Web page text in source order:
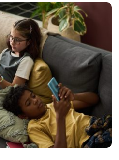
Reducen
La
Ansiedad
Durante
La
De
Exámenes